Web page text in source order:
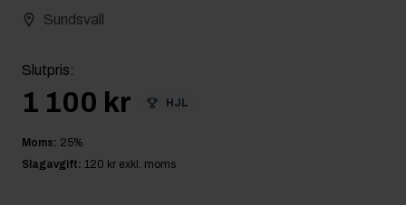
Sundsvall
Slutpris:
1 100 kr HJL
Moms: 25%
Slagavgift: 120 kr exkl. moms